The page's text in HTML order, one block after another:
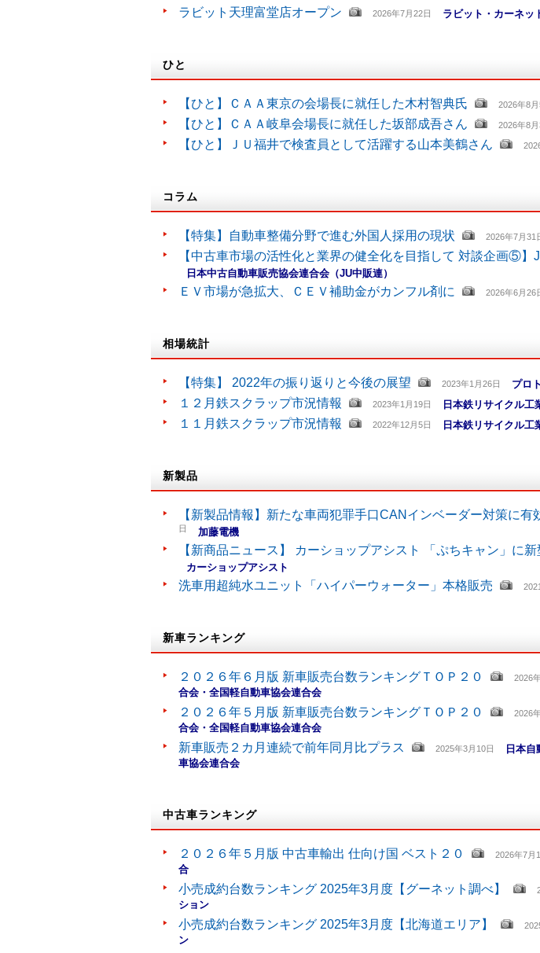
ラビット天理富堂店オープン 2026年7月22日
ラビット・カーネッ
ひと
【ひと】ＣＡＡ東京の会場長に就任した木村智典氏 2026年8月
【ひと】ＣＡＡ岐阜会場長に就任した坂部成吾さん 2026年8月
【ひと】ＪＵ福井で検査員として活躍する山本美鶴さん
コラム
【特集】自動車整備分野で進む外国人採用の現状 2026年7月31
【中古車市場の活性化と業界の健全化を目指して 対談企画⑤
日本中古自動車販売協会連合会（JU中販連）
ＥＶ市場が急拡大、ＣＥＶ補助金がカンフル剤に 2026年6月26
相場統計
【特集】 2022年の振り返りと今後の展望 2023年1月26日 プロ
１２月鉄スクラップ市況情報 2023年1月19日 日本鉄リサイクル工
１１月鉄スクラップ市況情報 2022年12月5日
日本鉄リサイクル工
新製品
【新製品情報】新たな車両犯罪手口CANインベーダー対策に
日 加藤電機
【新商品ニュース】 カーショップアシスト 「ぷちキャン」に
カーショップアシスト
洗車用超純水ユニット「ハイパーウォーター」本格販売
新車ランキング
２０２６年６月版 新車販売台数ランキングＴＯＰ２０ 2026
合会・全国軽自動車協会連合会
２０２６年５月版 新車販売台数ランキングＴＯＰ２０
2026
合会・全国軽自動車協会連合会
新車販売２カ月連続で前年同月比プラス
2025年3月10日 日本自
車協会連合会
中古車ランキング
２０２６年５月版 中古車輸出 仕向け国 ベスト２０ 2026年7月
合
小売成約台数ランキング 2025年3月度【グーネット調べ】
ション
小売成約台数ランキング 2025年3月度【北海道エリア】
ン